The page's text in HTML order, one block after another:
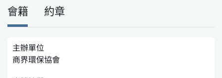
會籍 約章
主辦單位
商界環保協會